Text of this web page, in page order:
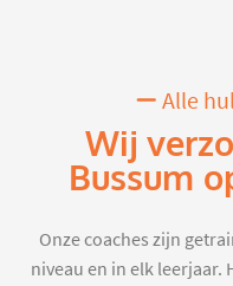
Alle
Wij
Bussum
Onze coaches zijn
niveau en in elk